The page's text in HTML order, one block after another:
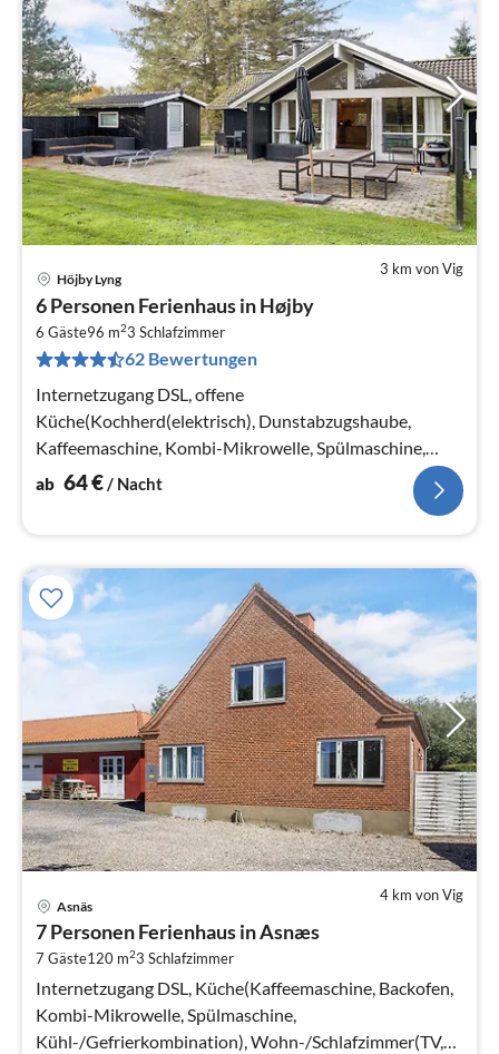
3 km von Vig
Höjby Lyng
6 Personen Ferienhaus in Højby
6 Gäste96 m23 Schlafzimmer
62 Bewertungen
Internetzugang DSL, offene
Küche(Kochherd(elektrisch), Dunstabzugshaube,
Kaffeemaschine, Kombi-Mikrowelle, Spülmaschine,
Kühl-/Gefrierkombination),
ab 64€/ Nacht
4 km von Vig
Asnäs
7 Personen Ferienhaus in Asnæs
7 Gäste120 m23 Schlafzimmer
Internetzugang DSL, Küche(Kaffeemaschine, Backofen,
Kombi-Mikrowelle, Spülmaschine,
Kühl-/Gefrierkombination), Wohn-/Schlafzimmer(TV,